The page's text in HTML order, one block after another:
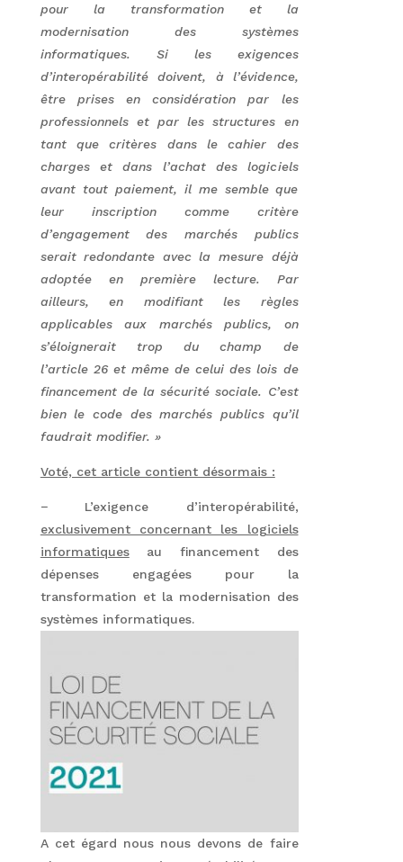
pour la transformation et la
modernisation des systèmes
informatiques. Si les exigences
d’interopérabilité doivent, à l’évidence,
être prises en considération par les
professionnels et par les structures en
tant que critères dans le cahier des
charges et dans l’achat des logiciels
avant tout paiement, il me semble que
leur inscription comme critère
d’engagement des marchés publics
serait redondante avec la mesure déjà
adoptée en première lecture. Par
ailleurs, en modifiant les règles
applicables aux marchés publics, on
s’éloignerait trop du champ de
l’article 26 et même de celui des lois de
financement de la sécurité sociale. C’est
bien le code des marchés publics qu’il
faudrait modifier. »
Voté, cet article contient désormais :
− L’exigence d’interopérabilité,
exclusivement concernant les logiciels
informatiquesau financement des
dépenses engagées pour la
transformation et la modernisation des
systèmes informatiques.
A cet égard nous nous devons de faire